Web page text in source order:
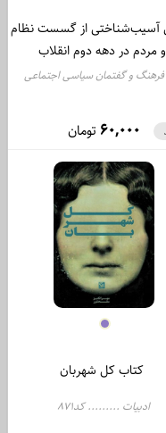
آسیب‌شناختی از گسست نظام
و مردم در دهه دوم انقلاب
و گفتمان سیاسی اجتماعی
60,000 تومان
کتاب کل شهربان
ادبیات ......... کد871